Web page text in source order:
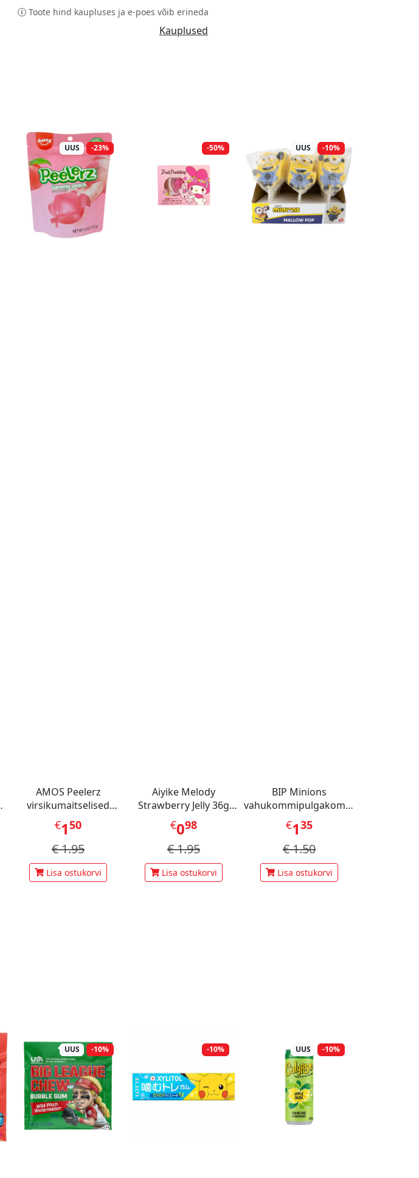
Toote hind kaupluses ja e-poes võib erineda
Kauplused
UUS -23%
AMOS Peelerz
virsikumaitselised
kummikommid 65 g
€150
€1.95
Lisa ostukorvi
-50%
Aiyike Melody
Strawberry Jelly 36g
CHN
€098
€1.95
Lisa ostukorvi
UUS -10%
BIP Minions
vahukommipulgakomm
45 g
€135
€1.50
Lisa ostukorvi
UUS -10% -10% UUS -10%